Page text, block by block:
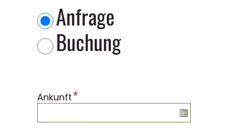
Anfrage
Buchung
Ankunft*